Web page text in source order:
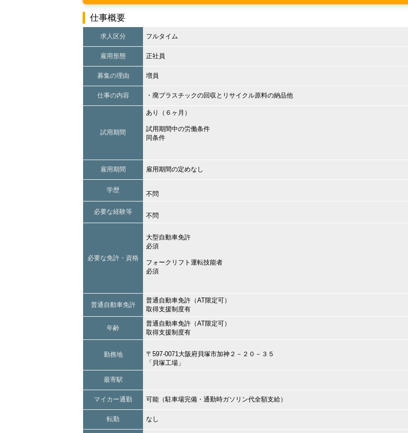
仕事概要
求人区分 フルタイム
雇用形態 正社員
募集の理由 増員
仕事の内容 ・廃プラスチックの回収とリサイクル原料の納品他
試用期間
あり（６ヶ月）
試用期間中の労働条件
同条件
雇用期間 雇用期間の定めなし
学歴
不問
必要な経験等
不問
必要な免許・資格
大型自動車免許
必須
フォークリフト運転技能者
必須
普通自動車免許
普通自動車免許（AT限定可）
取得支援制度有
年齢
普通自動車免許（AT限定可）
取得支援制度有
勤務地
〒597-0071大阪府貝塚市加神２－２０－３５
「貝塚工場」
最寄駅
マイカー通勤 可能（駐車場完備・通勤時ガソリン代全額支給）
転勤 なし